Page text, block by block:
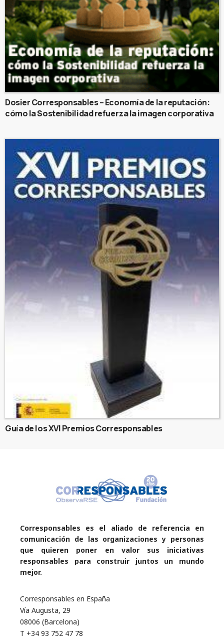
Dosier Corresponsables – Economía de la reputación:
cómo la Sostenibilidad refuerza la imagen corporativa
Guía de los XVI Premios Corresponsables
Corresponsables es el aliado de referencia en
comunicación de las organizaciones y personas
que quieren poner en valor sus iniciativas
responsables para construir juntos un mundo
mejor.
Corresponsables en España
Vía Augusta, 29
08006 (Barcelona)
T +34 93 752 47 78